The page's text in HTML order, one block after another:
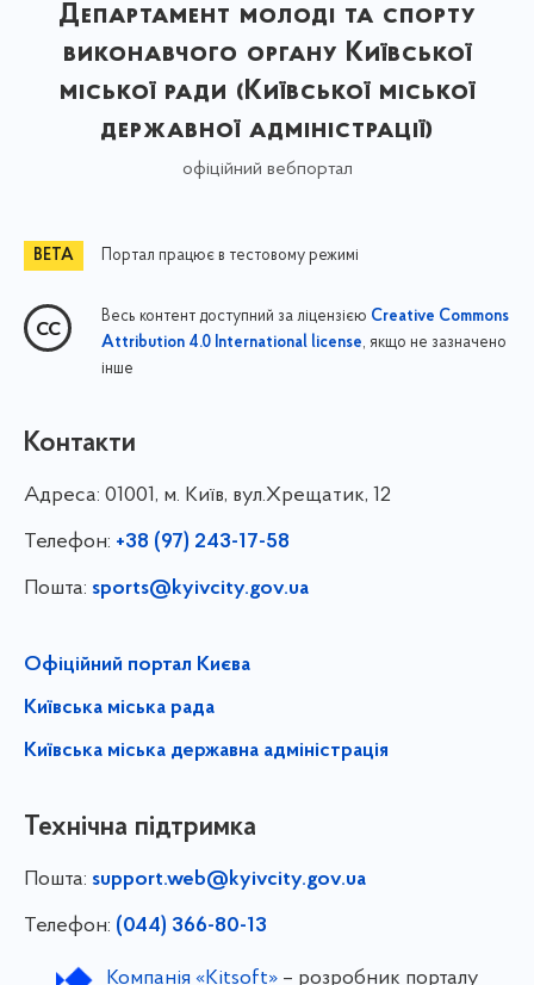
Департамент молоді та спорту
виконавчого органу Київської
міської ради (Київської міської
державної адміністрації)
офіційний вебпортал
Портал працює в тестовому режимі
Весь контент доступний за ліцензією Creative Commons
Attribution 4.0 International license, якщо не зазначено
інше
Контакти
Адреса: 01001, м. Київ, вул.Хрещатик, 12
Телефон: +38 (97) 243-17-58
Пошта: sports@kyivcity.gov.ua
Офіційний портал Києва
Київська міська рада
Київська міська державна адміністрація
Технічна підтримка
Пошта: support.web@kyivcity.gov.ua
Телефон: (044) 366-80-13
Компанія «Kitsoft»– розробник порталу